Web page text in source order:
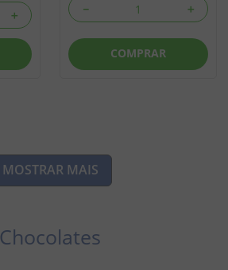
＋ ＋
－
COMPRAR
MOSTRAR MAIS
Chocolates